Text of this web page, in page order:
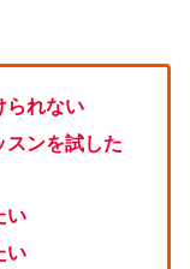
られない
スンを試した
い
い